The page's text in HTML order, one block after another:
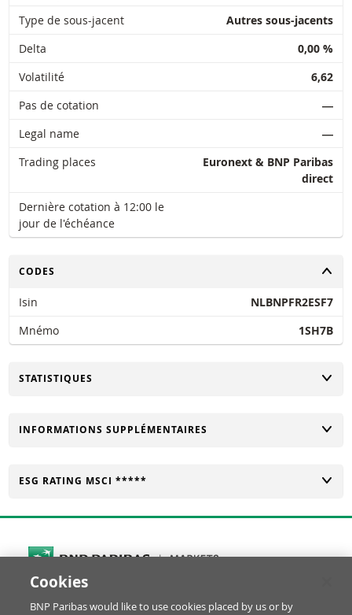
Type de sous-jacent
Autres sous-jacents
Delta
0,00 %
Volatilité
6,62
Pas de cotation
―
Legal name
―
Trading places
Euronext & BNP Paribas
direct
Dernière cotation à 12:00 le
jour de l'échéance
CHANGER
CODES
Isin
NLBNPFR2ESF7
Mnémo
1SH7B
CHANGER
STATISTIQUES
CHANGER
INFORMATIONS SUPPLÉMENTAIRES
CHANGER
ESG RATING MSCI *****
Cookies Settings
Cookies
BNP Paribas would like to use cookies placed by us or by